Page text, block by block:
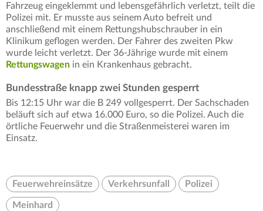
Fahrzeug eingeklemmt und lebensgefährlich verletzt, teilt die
Polizei mit. Er musste aus seinem Auto befreit und
anschließend mit einem Rettungshubschrauber in ein
Klinikum geflogen werden. Der Fahrer des zweiten Pkw
wurde leicht verletzt. Der 36-Jährige wurde mit einem
Rettungswagen in ein Krankenhaus gebracht.
Bundesstraße knapp zwei Stunden gesperrt
Bis 12:15 Uhr war die B 249 vollgesperrt. Der Sachschaden
beläuft sich auf etwa 16.000 Euro, so die Polizei. Auch die
örtliche Feuerwehr und die Straßenmeisterei waren im
Einsatz.
Feuerwehreinsätze Verkehrsunfall Polizei
Meinhard